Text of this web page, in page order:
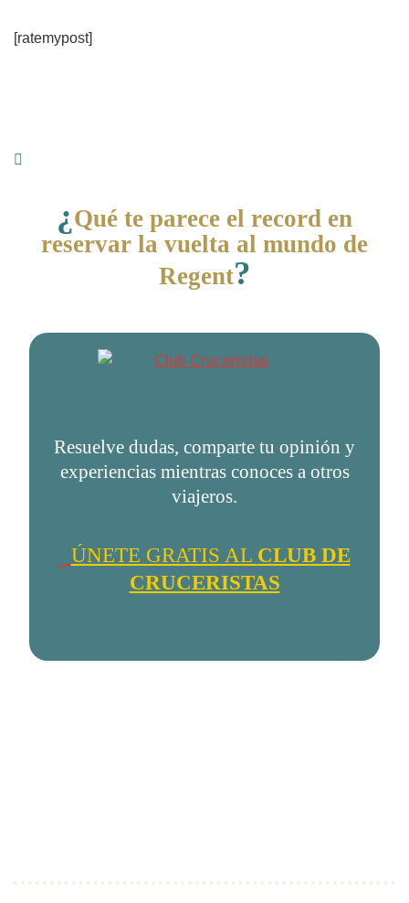
[ratemypost]
¿ Qué te parece el record en
reservar la vuelta al mundo de
Regent?
Resuelve dudas, comparte tu opinión y
experiencias mientras conoces a otros
viajeros.
ÚNETE GRATIS AL CLUB DE
CRUCERISTAS